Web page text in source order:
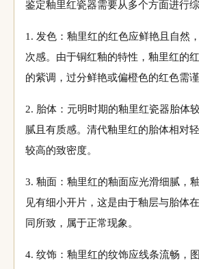
鉴定釉里红瓷器需要从多个方面进行综
1. 发色：釉里红的红色应鲜艳且自然
次感。由于铜红釉的特性，釉里红的
的紫调，过分鲜艳或偏橙色的红色需谨
2. 胎体：元明时期的釉里红瓷器胎体
腻且有质感。清代釉里红的胎体相对
较高的致密度。
3. 釉面：釉里红的釉面应光滑细腻，
见有细小开片，这是由于釉层与胎体
同所致，属于正常现象。
4. 纹饰：釉里红的纹饰应线条流畅，